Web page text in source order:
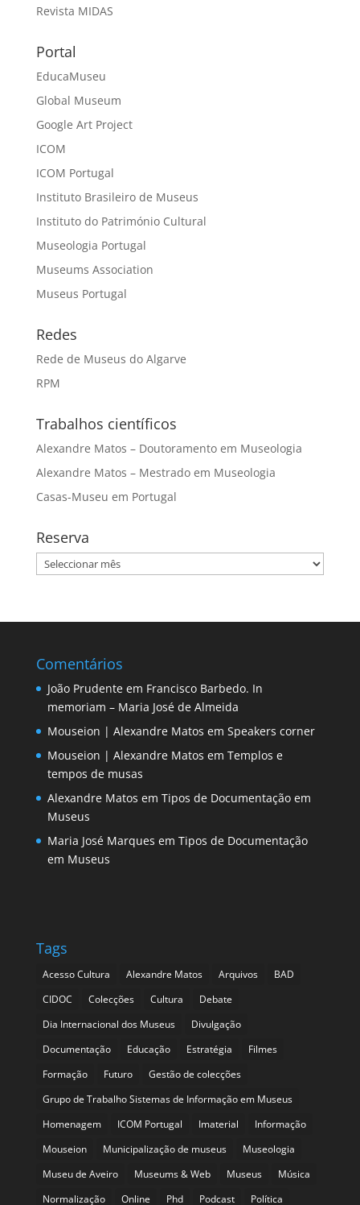
Revista MIDAS
Portal
EducaMuseu
Global Museum
Google Art Project
ICOM
ICOM Portugal
Instituto Brasileiro de Museus
Instituto do Património Cultural
Museologia Portugal
Museums Association
Museus Portugal
Redes
Rede de Museus do Algarve
RPM
Trabalhos científicos
Alexandre Matos – Doutoramento em Museologia
Alexandre Matos – Mestrado em Museologia
Casas-Museu em Portugal
Reserva
Reserva
Comentários
João Prudenteem Francisco Barbedo. In
memoriam – Maria José de Almeida
Mouseion | Alexandre Matos em Speakers corner
Mouseion | Alexandre Matos em Templos e
tempos de musas
Alexandre Matos em Tipos de Documentação em
Museus
Maria José Marques em Tipos de Documentação
em Museus
Tags
Acesso Cultura Alexandre Matos Arquivos
BAD
CIDOC
Colecções Cultura
Debate
Dia Internacional dos Museus
Divulgação
Documentação
Educação Estratégia
Filmes
Formação
Futuro
Gestão de colecções
Grupo de Trabalho Sistemas de Informação em Museus
Homenagem
ICOM Portugal Imaterial
Informação
Mouseion
Municipalização de museus
Museologia
Museu de Aveiro
Museums & Web Museus
Música
Normalização
Online Phd Podcast Política